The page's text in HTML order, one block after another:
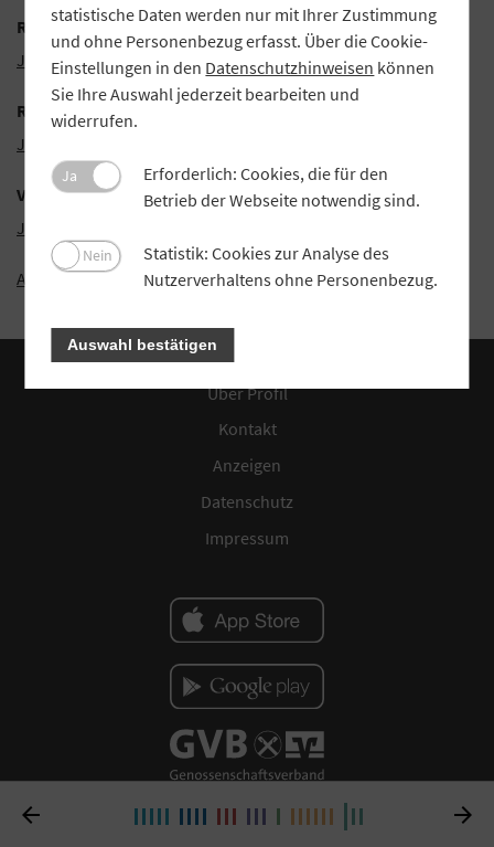
Raiffeisenbank Obermain Nord eG
Jahresabschluss (PDF)
Raiffeisen-Volksbank Wemding eG
Jahresabschluss (PDF)
Volksbank Raiffeisenbank Bad Kissingen eG
Jahresabschluss (PDF)
Alle Jahresabschlüsse (PDF)
 
Über Profil
Kontakt
Anzeigen
Datenschutz
Impressum
statistische Daten werden nur mit Ihrer Zustimmung
und ohne Personenbezug erfasst. Über die Cookie-
Einstellungen in den Datenschutzhinweisen können
Sie Ihre Auswahl jederzeit bearbeiten und
widerrufen.
Ja
Erforderlich: Cookies, die für den
Betrieb der Webseite notwendig sind.
Nein
Statistik: Cookies zur Analyse des
Nutzerverhaltens ohne Personenbezug.
Auswahl bestätigen